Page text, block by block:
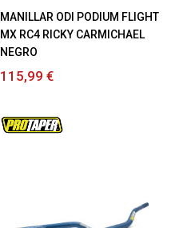
MANILLAR ODI PODIUM FLIGHT
MX RC4 RICKY CARMICHAEL
NEGRO
115,99 €